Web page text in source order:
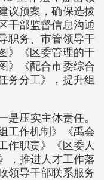
议预案，确保选拔
干部监督信息沟通
职务、市管领导干
》《区委管理的干
》《配合市委综合
务分工》，提升组
是压实主体责任。
工作机制》《禹会
作职责》《区委人
，推进人才工作落
领导干部联系服务